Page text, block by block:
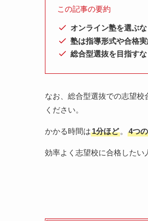
この記事の要約
オンライン塾を選ぶ
塾は指導形式や合格
総合型選抜を目指す
なお、総合型選抜での志望
ください。
かかる時間は1分ほど 。 4つ
効率よく志望校に合格したい